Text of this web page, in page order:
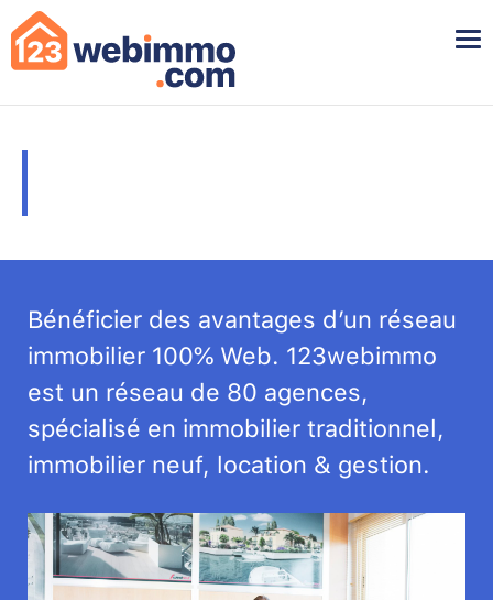
Skip
to
Skip
to
Bénéficier des avantages d’un réseau
immobilier 100% Web. 123webimmo
est un réseau de 80 agences,
spécialisé en immobilier traditionnel,
immobilier neuf, location & gestion.